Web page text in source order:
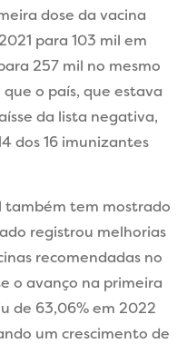
dose da vacina
para 103 mil em
257 mil no mesmo
o país, que estava
da lista negativa,
dos 16 imunizantes
também tem mostrado
registrou melhorias
recomendadas no
o avanço na primeira
de 63,06% em 2022
um crescimento de